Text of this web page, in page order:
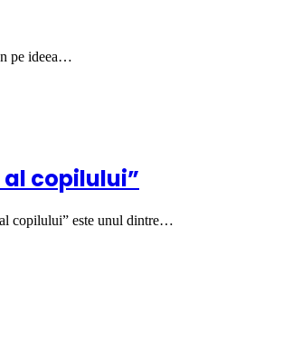
pe ideea…
al copilului”
copilului” este unul dintre…